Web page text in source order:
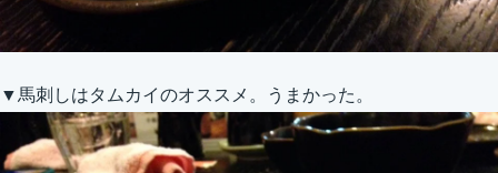
▼馬刺しはタムカイのオススメ。うまかった。